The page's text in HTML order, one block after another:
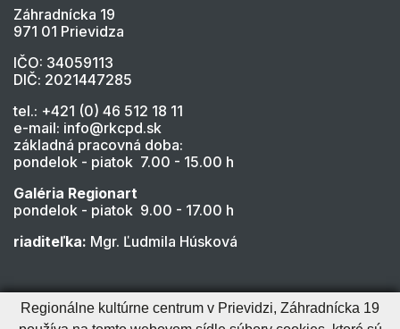
Záhradnícka 19
971 01 Prievidza
IČO: 34059113
DIČ: 2021447285
tel.: +421 (0) 46 512 18 11
e-mail: info@rkcpd.sk
základná pracovná doba:
pondelok - piatok 7.00 - 15.00 h
Galéria Regionart
pondelok - piatok 9.00 - 17.00 h
riaditeľka: Mgr. Ľudmila Húsková
Regionálne kultúrne centrum v Prievidzi, Záhradnícka 19